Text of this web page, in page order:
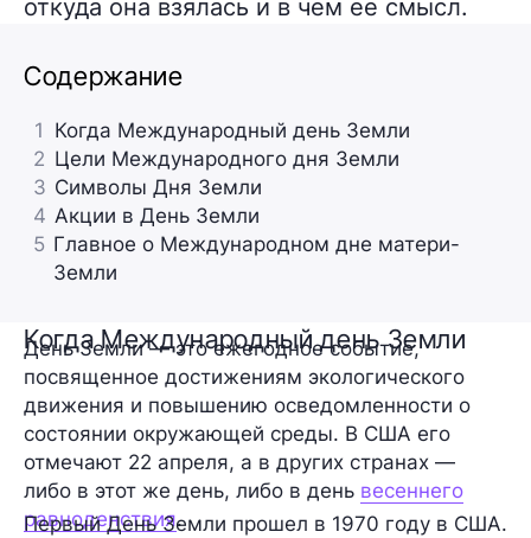
откуда она взялась и в чем ее смысл.
Содержание
1 Когда Международный день Земли
2 Цели Международного дня Земли
3 Символы Дня Земли
4 Акции в День Земли
5 Главное о Международном дне матери-
Земли
Когда Международный день Земли
День Земли — это ежегодное событие,
посвященное достижениям экологического
движения и повышению осведомленности о
состоянии окружающей среды. В США его
отмечают 22 апреля, а в других странах —
либо в этот же день, либо в день весеннего
равноденствия.
Первый День Земли прошел в 1970 году в США.